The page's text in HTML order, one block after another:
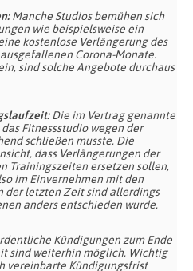
Manche Studios bemühen sich
wie beispielsweise ein
kostenlose Verlängerung des
Corona-Monate.
sind solche Angebote durchaus
Die im Vertrag genannte
Fitnessstudio wegen der
schließen musste. Die
dass Verlängerungen der
Trainingszeiten ersetzen sollen,
im Einvernehmen mit den
der letzten Zeit sind allerdings
anders entschieden wurde.
Kündigungen zum Ende
sind weiterhin möglich. Wichtig
vereinbarte Kündigungsfrist